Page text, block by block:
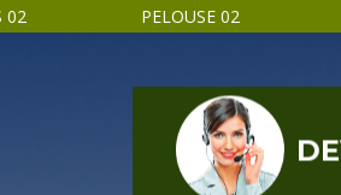
02
PELOUSE 02